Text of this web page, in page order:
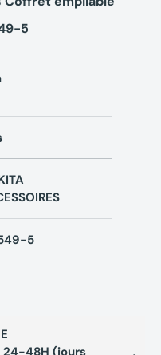
5
5
24-48H (jours